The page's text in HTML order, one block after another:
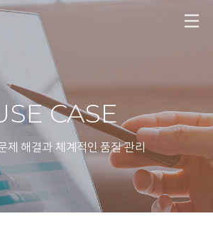
CASE
제 해결과 체계적인 품질 관리